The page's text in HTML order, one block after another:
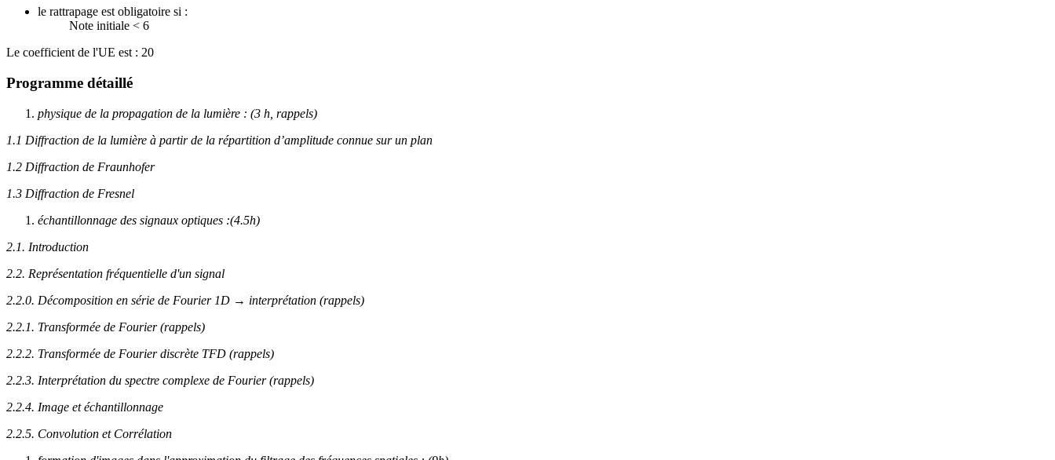
le rattrapage est obligatoire si :
Note initiale < 6
Le coefficient de l'UE est : 20
Programme détaillé
physique de la propagation de la lumière : (3 h, rappels)
1.1 Diffraction de la lumière à partir de la répartition d’amplitude connue sur un plan
1.2 Diffraction de Fraunhofer
1.3 Diffraction de Fresnel
échantillonnage des signaux optiques :(4.5h)
2.1. Introduction
2.2. Représentation fréquentielle d'un signal
2.2.0. Décomposition en série de Fourier 1D → interprétation (rappels)
2.2.1. Transformée de Fourier (rappels)
2.2.2. Transformée de Fourier discrète TFD (rappels)
2.2.3. Interprétation du spectre complexe de Fourier (rappels)
2.2.4. Image et échantillonnage
2.2.5. Convolution et Corrélation